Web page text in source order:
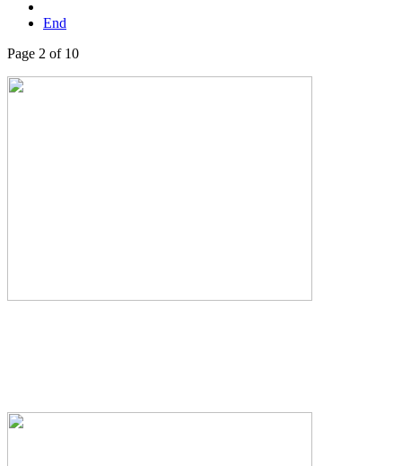
End
Page 2 of 10